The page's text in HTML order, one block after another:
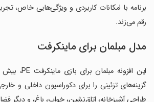
برنامه با امکانات کاربردی و ویژگی‌هایی خاص،
رقم می‌زند.
مدل مبلمان برای ماینکرفت
گزینه‌های تزئینی را برای دکوراسیون داخلی و